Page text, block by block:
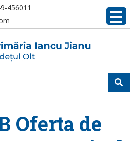
456011
Oferta de